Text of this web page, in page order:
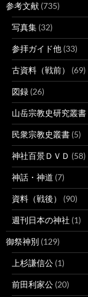
参考文献 (735)
写真集 (32)
参拝ガイド他 (33)
古資料（戦前） (69)
図録 (26)
山岳宗教史研究叢書
民衆宗教史叢書 (5)
神社百景ＤＶＤ (58)
神話・神道 (7)
資料（戦後） (90)
週刊日本の神社 (1)
御祭神別 (129)
上杉謙信公 (1)
前田利家公 (20)